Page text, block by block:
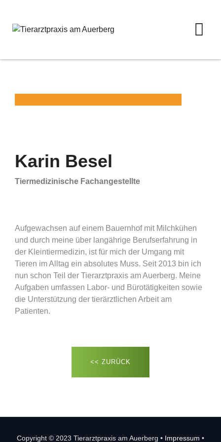
Karin Besel
Tiermedizinische Fachangestellte
Aufgewachsen auf einem Bauernhof mit Milchkühen
und durch meine über langährige Berufserfahrung in
der Kleintiermedizin, ist für mich der Umgang mit
Tieren im Alltag ein absolutes Muss. Seit 2013 bin ich
nun schon Teil der Tierarztpraxis am Auerberg. Meine
Aufgaben umfassen Labor- und Bürotätigkeiten sowie
die Unterstützung der tierärztlichen Arbeit am
Patienten.
<< ZURÜCK
Copyright © 2023 Tierarztpraxis am Auerberg • Impressum •